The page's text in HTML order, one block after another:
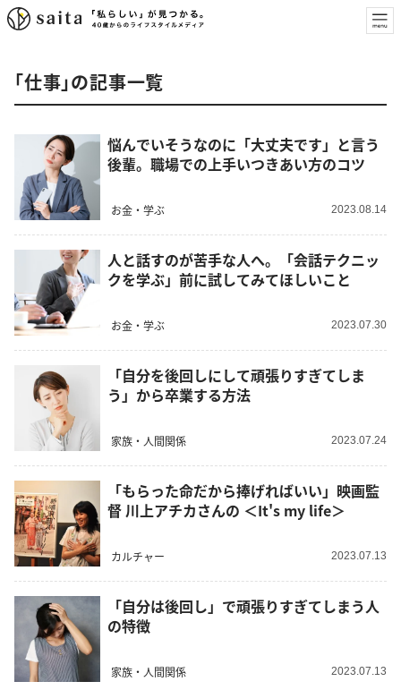
「仕事」の記事一覧
悩んでいそうなのに「大丈夫です」と言う
後輩。職場での上手いつきあい方のコツ
お金・学ぶ 2023.08.14
人と話すのが苦手な人へ。「会話テクニッ
クを学ぶ」前に試してみてほしいこと
お金・学ぶ 2023.07.30
「自分を後回しにして頑張りすぎてしま
う」から卒業する方法
家族・人間関係 2023.07.24
「もらった命だから捧げればいい」映画監
督 川上アチカさんの ＜It's my life＞
カルチャー 2023.07.13
「自分は後回し」で頑張りすぎてしまう人
の特徴
家族・人間関係 2023.07.13